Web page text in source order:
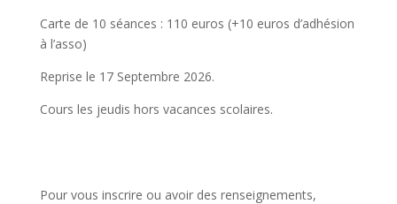
Carte de 10 séances : 110 euros (+10 euros d’adhésion
à l’asso)
Reprise le 17 Septembre 2026.
Cours les jeudis hors vacances scolaires.
Pour vous inscrire ou avoir des renseignements,